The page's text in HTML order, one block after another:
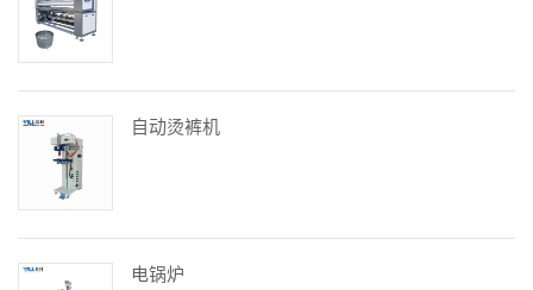
自动烫裤机
电锅炉